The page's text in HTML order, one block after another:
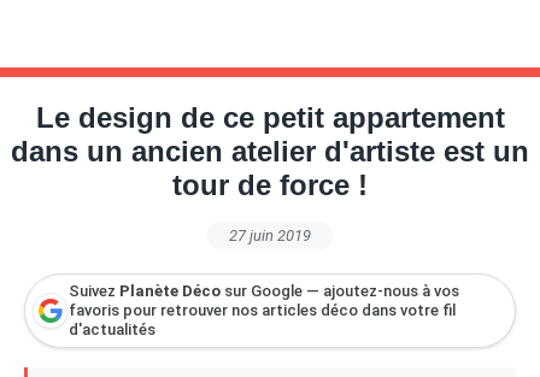
Le design de ce petit appartement
dans un ancien atelier d'artiste est un
tour de force !
27 juin 2019
Suivez Planète Déco sur Google — ajoutez-nous à vos
favoris pour retrouver nos articles déco dans votre fil
d'actualités